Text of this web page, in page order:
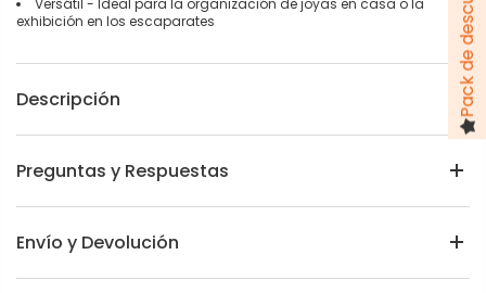
Versátil - Ideal para la organización de joyas en casa o la
exhibición en los escaparates
Descripción
Preguntas y Respuestas
Envío y Devolución